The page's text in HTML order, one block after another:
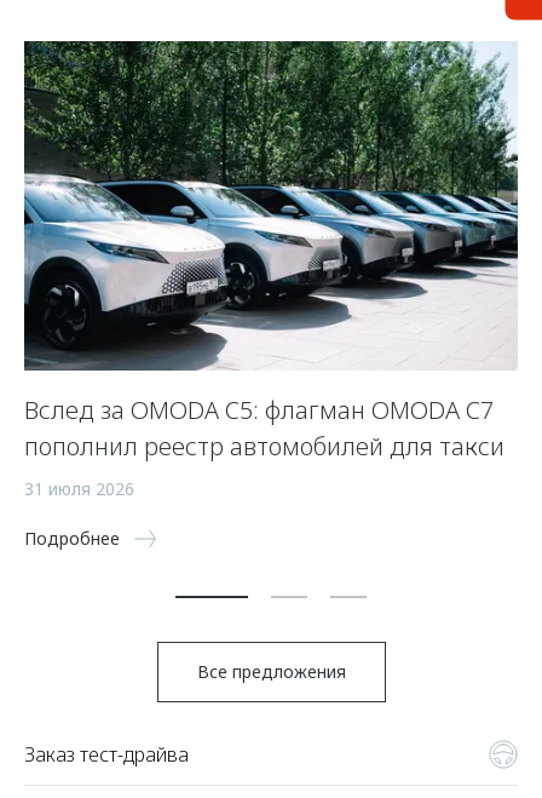
Вслед за OMODA C5: флагман OMODA C7
пополнил реестр автомобилей для такси
31 июля 2026
Подробнее
Все предложения
Заказ тест-драйва